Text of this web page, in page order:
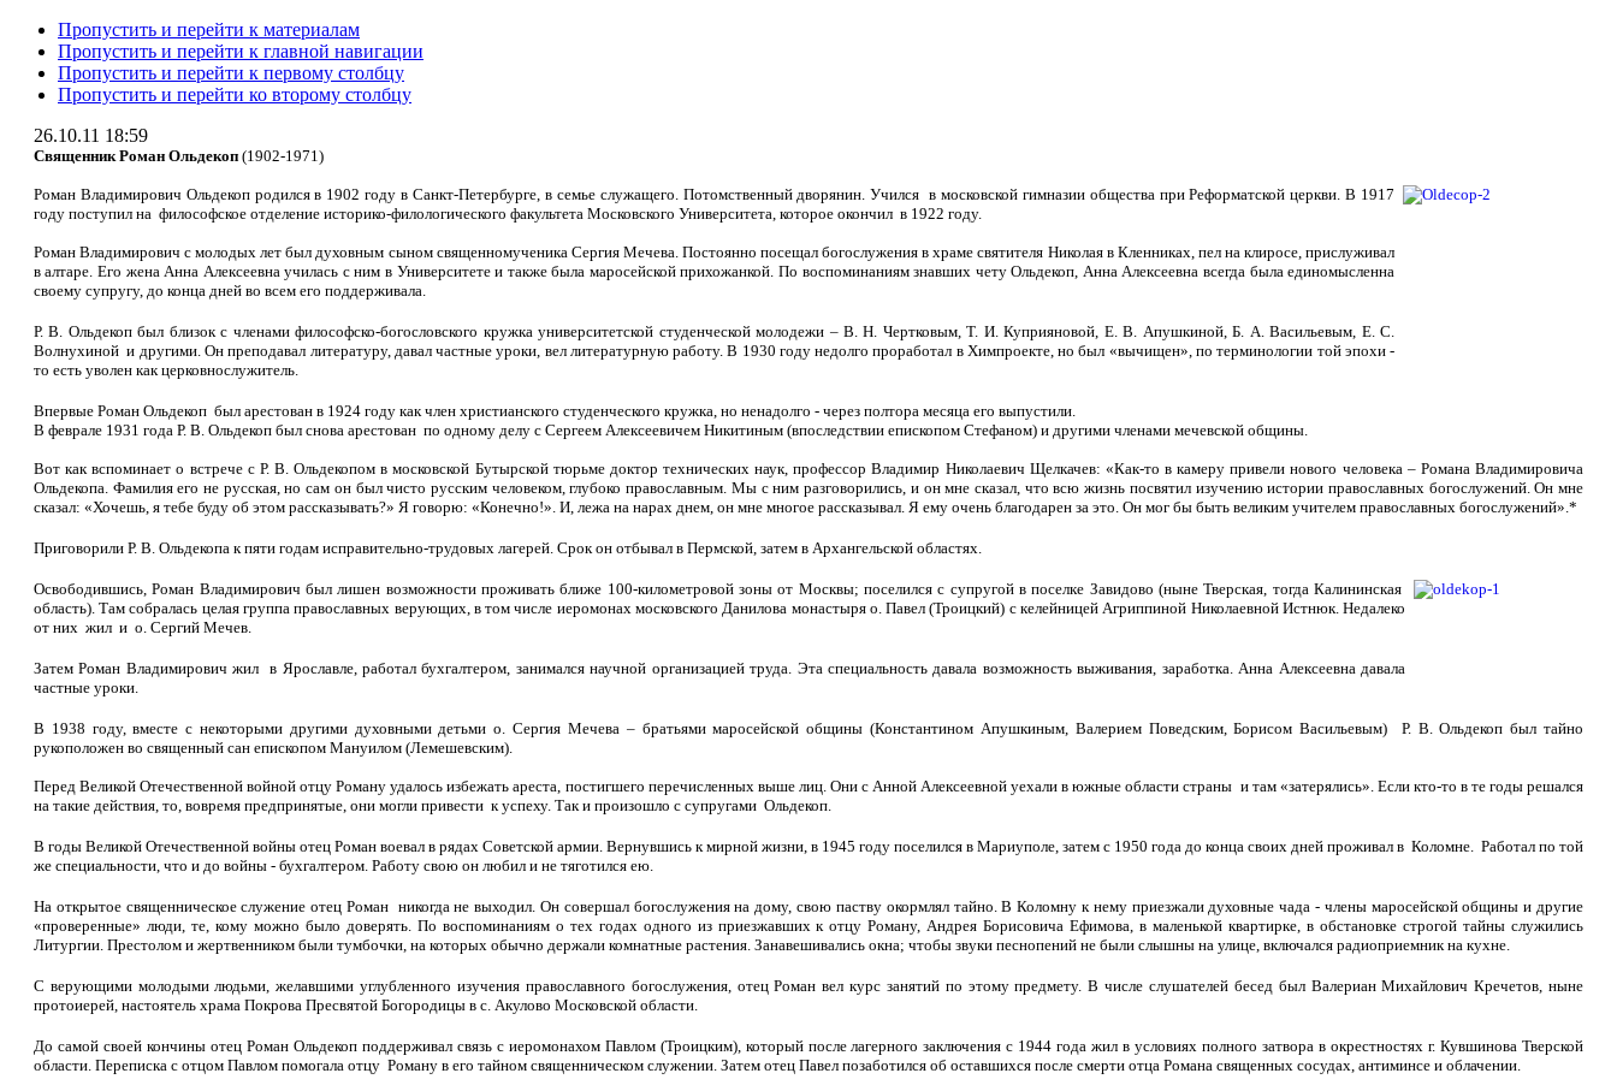
Пропустить и перейти к материалам
Пропустить и перейти к главной навигации
Пропустить и перейти к первому столбцу
Пропустить и перейти ко второму столбцу
26.10.11 18:59
Священник Роман Ольдекоп (1902-1971)
Роман Владимирович Ольдекоп родился в 1902 году в Санкт-Петербурге, в семье служащего. Потомственный дворянин. Учился в московской гимназии общества при Реформатской церкви. В 1917
году поступил на философское отделение историко-филологического факультета Московского Университета, которое окончил в 1922 году.
Роман Владимирович с молодых лет был духовным сыном священномученика Сергия Мечева. Постоянно посещал богослужения в храме святителя Николая в Кленниках, пел на клиросе, прислуживал
в алтаре. Его жена Анна Алексеевна училась с ним в Университете и также была маросейской прихожанкой. По воспоминаниям знавших чету Ольдекоп, Анна Алексеевна всегда была единомысленна
своему супругу, до конца дней во всем его поддерживала.
Р. В. Ольдекоп был близок с членами философско-богословского кружка университетской студенческой молодежи – В. Н. Чертковым, Т. И. Куприяновой, Е. В. Апушкиной, Б. А. Васильевым, Е. С.
Волнухиной и другими. Он преподавал литературу, давал частные уроки, вел литературную работу. В 1930 году недолго проработал в Химпроекте, но был «вычищен», по терминологии той эпохи -
то есть уволен как церковнослужитель.
Впервые Роман Ольдекоп был арестован в 1924 году как член христианского студенческого кружка, но ненадолго - через полтора месяца его выпустили.
В феврале 1931 года Р. В. Ольдекоп был снова арестован по одному делу с Сергеем Алексеевичем Никитиным (впоследствии епископом Стефаном) и другими членами мечевской общины.
Вот как вспоминает о встрече с Р. В. Ольдекопом в московской Бутырской тюрьме доктор технических наук, профессор Владимир Николаевич Щелкачев: «Как-то в камеру привели нового человека – Романа Владимировича
Ольдекопа. Фамилия его не русская, но сам он был чисто русским человеком, глубоко православным. Мы с ним разговорились, и он мне сказал, что всю жизнь посвятил изучению истории православных богослужений. Он мне
сказал: «Хочешь, я тебе буду об этом рассказывать?» Я говорю: «Конечно!». И, лежа на нарах днем, он мне многое рассказывал. Я ему очень благодарен за это. Он мог бы быть великим учителем православных богослужений».*
Приговорили Р. В. Ольдекопа к пяти годам исправительно-трудовых лагерей. Срок он отбывал в Пермской, затем в Архангельской областях.
Освободившись, Роман Владимирович был лишен возможности проживать ближе 100-километровой зоны от Москвы; поселился с супругой в поселке Завидово (ныне Тверская, тогда Калининская
область). Там собралась целая группа православных верующих, в том числе иеромонах московского Данилова монастыря о. Павел (Троицкий) с келейницей Агриппиной Николаевной Истнюк. Недалеко
от них жил и о. Сергий Мечев.
Затем Роман Владимирович жил в Ярославле, работал бухгалтером, занимался научной организацией труда. Эта специальность давала возможность выживания, заработка. Анна Алексеевна давала
частные уроки.
В 1938 году, вместе с некоторыми другими духовными детьми о. Сергия Мечева – братьями маросейской общины (Константином Апушкиным, Валерием Поведским, Борисом Васильевым) Р. В. Ольдекоп был тайно
рукоположен во священный сан епископом Мануилом (Лемешевским).
Перед Великой Отечественной войной отцу Роману удалось избежать ареста, постигшего перечисленных выше лиц. Они с Анной Алексеевной уехали в южные области страны и там «затерялись». Если кто-то в те годы решался
на такие действия, то, вовремя предпринятые, они могли привести к успеху. Так и произошло с супругами Ольдекоп.
В годы Великой Отечественной войны отец Роман воевал в рядах Советской армии. Вернувшись к мирной жизни, в 1945 году поселился в Мариуполе, затем с 1950 года до конца своих дней проживал в Коломне. Работал по той
же специальности, что и до войны - бухгалтером. Работу свою он любил и не тяготился ею.
На открытое священническое служение отец Роман никогда не выходил. Он совершал богослужения на дому, свою паству окормлял тайно. В Коломну к нему приезжали духовные чада - члены маросейской общины и другие
«проверенные» люди, те, кому можно было доверять. По воспоминаниям о тех годах одного из приезжавших к отцу Роману, Андрея Борисовича Ефимова, в маленькой квартирке, в обстановке строгой тайны служились
Литургии. Престолом и жертвенником были тумбочки, на которых обычно держали комнатные растения. Занавешивались окна; чтобы звуки песнопений не были слышны на улице, включался радиоприемник на кухне.
С верующими молодыми людьми, желавшими углубленного изучения православного богослужения, отец Роман вел курс занятий по этому предмету. В числе слушателей бесед был Валериан Михайлович Кречетов, ныне
протоиерей, настоятель храма Покрова Пресвятой Богородицы в с. Акулово Московской области.
До самой своей кончины отец Роман Ольдекоп поддерживал связь с иеромонахом Павлом (Троицким), который после лагерного заключения с 1944 года жил в условиях полного затвора в окрестностях г. Кувшинова Тверской
области. Переписка с отцом Павлом помогала отцу Роману в его тайном священническом служении. Затем отец Павел позаботился об оставшихся после смерти отца Романа священных сосудах, антиминсе и облачении.